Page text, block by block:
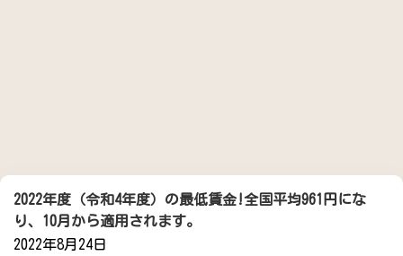
2022年度（令和4年度）の最低賃金!全国平均961円にな
り、10月から適用されます。
2022年8月24日